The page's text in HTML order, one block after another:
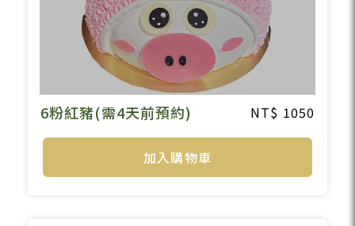
6粉紅豬(需4天前預約) 1050
加入購物車